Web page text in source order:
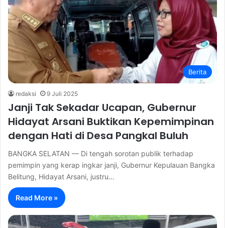
Berita
redaksi 9 Juli 2025
Janji Tak Sekadar Ucapan, Gubernur
Hidayat Arsani Buktikan Kepemimpinan
dengan Hati di Desa Pangkal Buluh
BANGKA SELATAN — Di tengah sorotan publik terhadap
pemimpin yang kerap ingkar janji, Gubernur Kepulauan Bangka
Belitung, Hidayat Arsani, justru…
Read More »